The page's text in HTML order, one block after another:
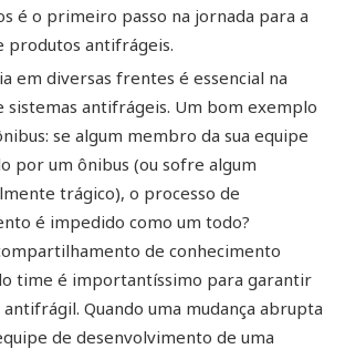
é o primeiro passo na jornada para a
produtos antifrágeis.
em diversas frentes é essencial na
sistemas antifrágeis. Um bom exemplo
se algum membro da sua equipe
por um ônibus (ou sofre algum
trágico), o processo de
é impedido como um todo?
de conhecimento
time é importantíssimo para garantir
Quando uma mudança abrupta
de desenvolvimento de uma